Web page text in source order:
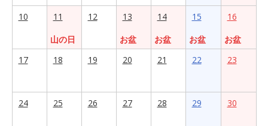
10
11
山の日
12
13
お盆
14
お盆
15
お盆
16
お盆
17
18 19 20 21 22 23
24 25 26 27 28 29 30